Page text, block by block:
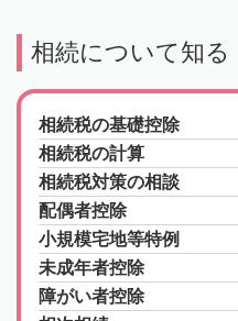
相続について知る
相続税の基礎控除
相続税の計算
相続税対策の相談
配偶者控除
小規模宅地等特例
未成年者控除
障がい者控除